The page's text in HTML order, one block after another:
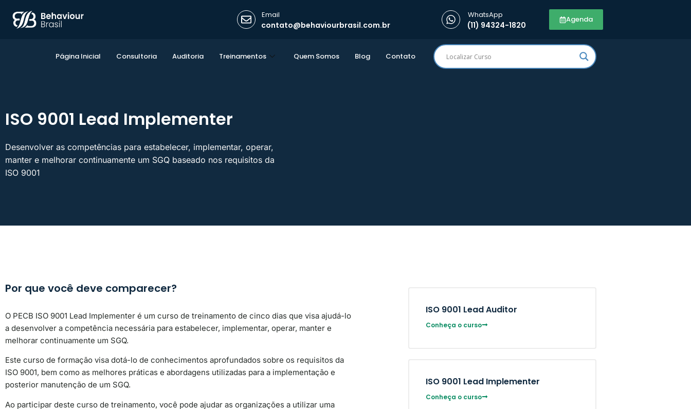
Email
contato@behaviourbrasil.com.br
WhatsApp
(11) 94324-1820
Agenda
Página Inicial Consultoria Auditoria Treinamentos Quem Somos Blog Contato
ISO 9001 Lead Implementer
Desenvolver as competências para estabelecer, implementar, operar,
manter e melhorar continuamente um SGQ baseado nos requisitos da
ISO 9001
Por que você deve comparecer?
O PECB ISO 9001 Lead Implementer é um curso de treinamento de cinco dias que visa ajudá-lo
a desenvolver a competência necessária para estabelecer, implementar, operar, manter e
melhorar continuamente um SGQ.
Este curso de formação visa dotá-lo de conhecimentos aprofundados sobre os requisitos da
ISO 9001, bem como as melhores práticas e abordagens utilizadas para a implementação e
posterior manutenção de um SGQ.
Ao participar deste curso de treinamento, você pode ajudar as organizações a utilizar uma
ISO 9001 Lead Auditor
Conheça o curso
ISO 9001 Lead Implementer
Conheça o curso